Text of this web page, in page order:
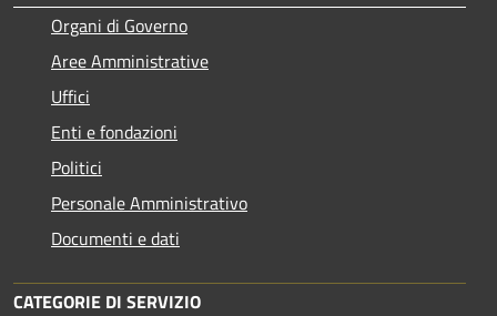
Organi di Governo
Aree Amministrative
Uffici
Enti e fondazioni
Politici
Personale Amministrativo
Documenti e dati
CATEGORIE DI SERVIZIO